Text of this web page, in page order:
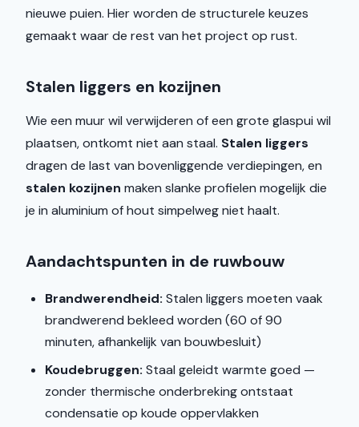
nieuwe puien. Hier worden de structurele keuzes
gemaakt waar de rest van het project op rust.
Stalen liggers en kozijnen
Wie een muur wil verwijderen of een grote glaspui wil
plaatsen, ontkomt niet aan staal. Stalen liggers
dragen de last van bovenliggende verdiepingen, en
stalen kozijnen maken slanke profielen mogelijk die
je in aluminium of hout simpelweg niet haalt.
Aandachtspunten in de ruwbouw
Brandwerendheid: Stalen liggers moeten vaak
brandwerend bekleed worden (60 of 90
minuten, afhankelijk van bouwbesluit)
Koudebruggen: Staal geleidt warmte goed —
zonder thermische onderbreking ontstaat
condensatie op koude oppervlakken